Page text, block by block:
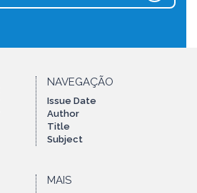
NAVEGAÇÃO
Issue Date
Author
Title
Subject
MAIS